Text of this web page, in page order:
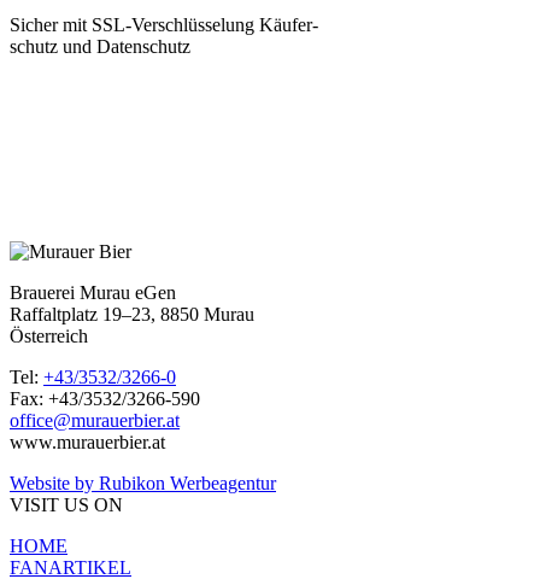
Sicher mit SSL-Verschlüsselung Käufer-
schutz und Datenschutz
Brauerei Murau eGen
Raffaltplatz 19–23, 8850 Murau
Österreich
Tel: +43/3532/3266-0
Fax: +43/3532/3266-590
office@murauerbier.at
www.murauerbier.at
Website by Rubikon Werbeagentur
VISIT US ON
HOME
FANARTIKEL